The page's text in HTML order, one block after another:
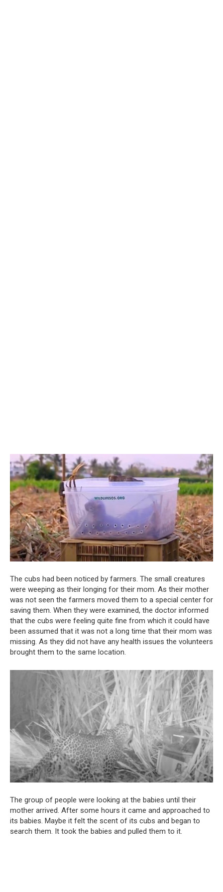
The cubs had been noticed by farmers. The small creatures
were weeping as their longing for their mom. As their mother
was not seen the farmers moved them to a special center for
saving them. When they were examined, the doctor informed
that the cubs were feeling quite fine from which it could have
been assumed that it was not a long time that their mom was
missing. As they did not have any health issues the volunteers
brought them to the same location.
The group of people were looking at the babies until their
mother arrived. After some hours it came and approached to
its babies. Maybe it felt the scent of its cubs and began to
search them. It took the babies and pulled them to it.